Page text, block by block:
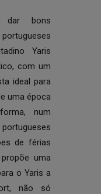
bons
Yaris
com um
ideal para
uma época
num
de férias
uma
o Yaris a
não só